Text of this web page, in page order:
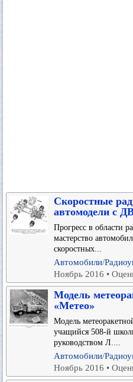
Скоростные
автомодели с
Прогресс в области
мастерство
скоростных...
Автомобили/
Ноябрь 2016 •
Модель
«Метео»
Модель
учащийся 508-й
руководством Л....
Автомобили/
Ноябрь 2016 •